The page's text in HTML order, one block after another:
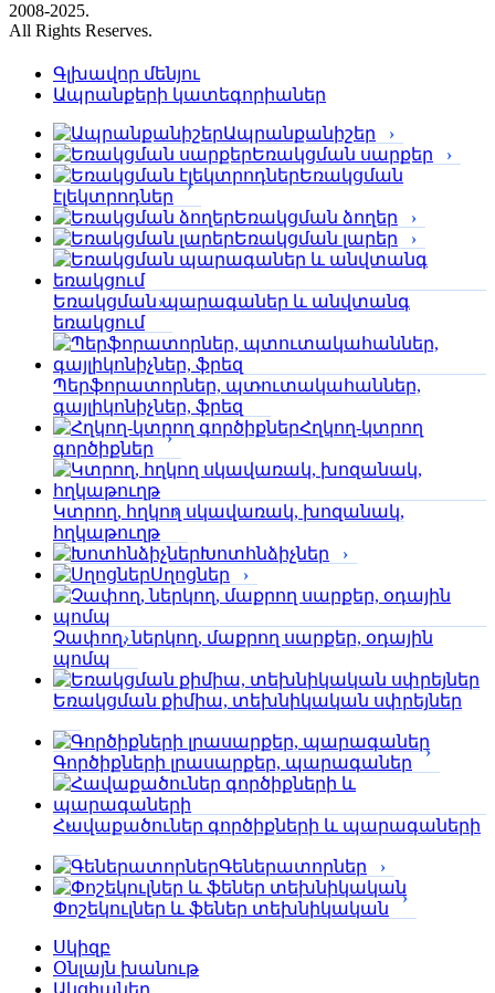
2008-2025.
All Rights Reserves.
Գլխավոր մենյու
Ապրանքերի կատեգորիաներ
Ապրանքանիշեր
Եռակցման սարքեր
Եռակցման
էլեկտրոդներ
Եռակցման ձողեր
Եռակցման լարեր
Եռակցման պարագաներ և անվտանգ
եռակցում
Պերֆորա­տորներ, պտուտակահաններ,
գայլիկոնիչներ, ֆրեզ
Հղկող-կտրող
գործիքներ
Կտրող, հղկող սկավառակ, խոզանակ,
հղկաթուղթ
Խոտհնձիչներ
Սղոցներ
Չափող, ներկող, մաքրող սարքեր, օդային
պոմպ
Եռակցման քիմիա, տեխնիկական սփրեյներ
Գործիքների լրասարքեր, պարագաներ
Հավաքածուներ գործիքների և պարագաների
Գեներատորներ
Փոշեկուլներ և ֆեներ տեխնիկական
Սկիզբ
Օնլայն խանութ